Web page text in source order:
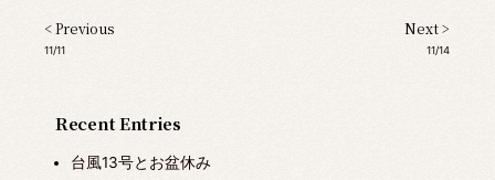
Recent Entries
台風13号とお盆休み
< Previous
11/11
Next >
11/14